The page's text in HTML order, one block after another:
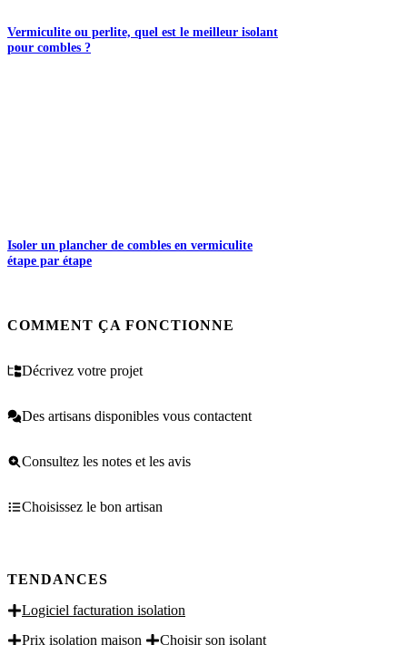
Vermiculite ou perlite, quel est le meilleur isolant
pour combles ?
Isoler un plancher de combles en vermiculite
étape par étape
COMMENT ÇA FONCTIONNE
Décrivez votre projet
Des artisans disponibles vous contactent
Consultez les notes et les avis
Choisissez le bon artisan
TENDANCES
Logiciel facturation isolation
Prix isolation maison
Choisir son isolant